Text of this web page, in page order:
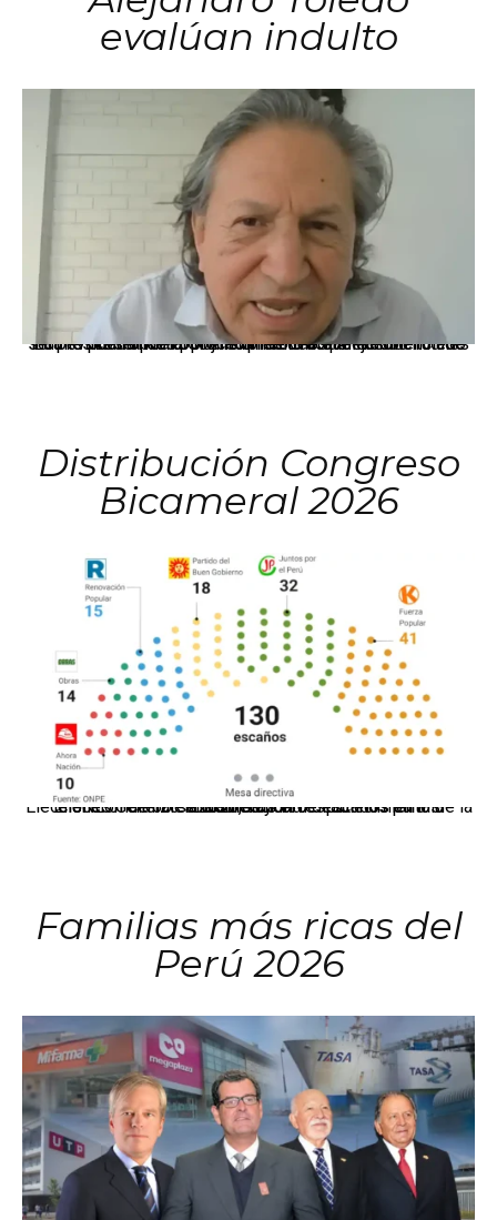
evalúan indulto
La presidenta Keiko Fujimori informó que la solicitud de indulto presentada por el expresidente Alejandro Toledo será evaluada por la Comisión de Gracias Presidenciales conforme al procedimiento establecido.
Distribución Congreso
Bicameral 2026
El JNE oficializó la distribución de escaños para la elección de 60 senadores y 130 diputados en las Elecciones Generales 2026, tras el restablecimiento de la Bicameralidad.
Familias más ricas del
Perú 2026